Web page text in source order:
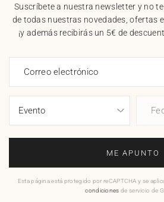
Suscríbete a nuestra newsletter y no
de todas nuestras novedades, ofertas
¡y además recibirás un 5€ de
Correo electrónico
ME APUNTO
Esta página está protegido por reCAPTCHA y se
condiciones de servicio de